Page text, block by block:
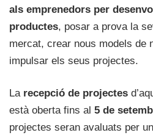
als emprenedors per
productes, posar a prova la
mercat, crear nous models de
impulsar els seus projectes.
La recepció de projectes
està oberta fins al 5 de
projectes seran avaluats per